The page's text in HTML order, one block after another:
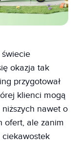
okazja tak
przygotował
klienci mogą
nawet o
ofert, ale zanim
ciekawostek